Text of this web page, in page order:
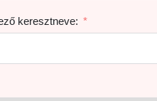
keresztneve: